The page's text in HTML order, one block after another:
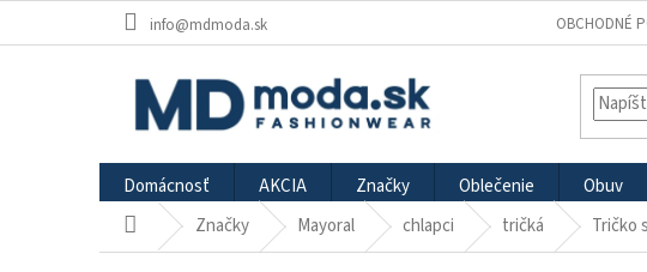
info@mdmoda.sk OBCHODNÉ
Domácnosť AKCIA Značky Oblečenie Obuv
DomovZnačky Mayoral chlapci tričká Tričko